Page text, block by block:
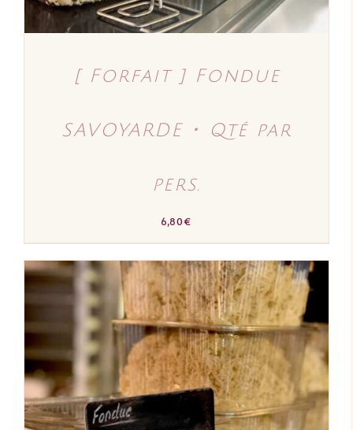
[ Forfait ] Fondue
SAVOYARDE ･ Qté par
pers.
6,80€
AJOUTER AU PANIER
/
DÉTAILS